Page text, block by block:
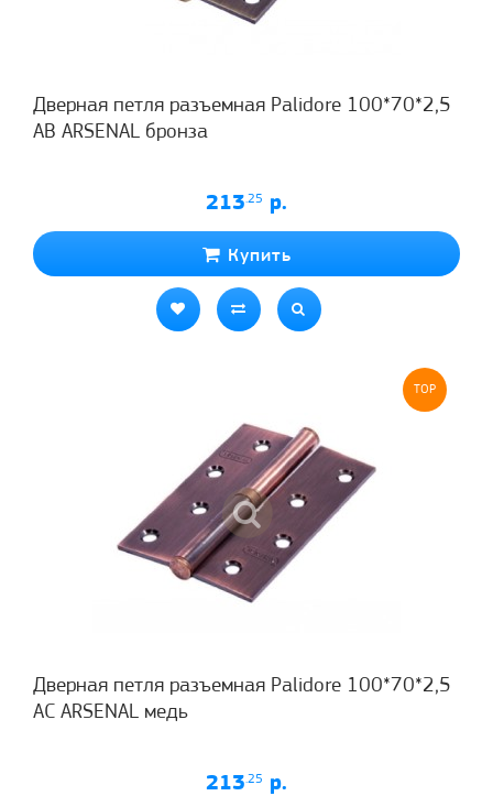
Дверная петля разъемная Palidore 100*70*2,5
АВ ARSENAL бронза
213.25 р.
Купить
TOP
Дверная петля разъемная Palidore 100*70*2,5
АС ARSENAL медь
213.25 р.